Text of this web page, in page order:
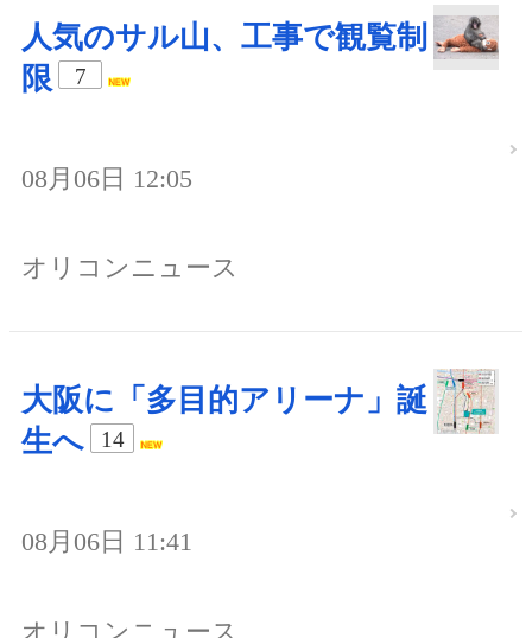
人気のサル山、工事で観覧制
限
7
08月06日 12:05
オリコンニュース
大阪に「多目的アリーナ」誕
生へ
14
08月06日 11:41
オリコンニュース